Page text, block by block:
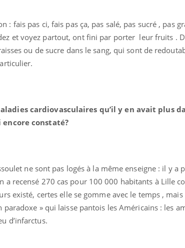
fais pas ci, fais pas ça, pas salé, pas sucré , pas
et voyez partout, ont fini par porter leur fruits .
ou de sucre dans le sang, qui sont de
cardiovasculaires qu’il y en avait plus
encore constaté?
ne sont pas logés à la même enseigne : il y a
a recensé 270 cas pour 100 000 habitants à Lille
existé, certes elle se gomme avec le temps ,
paradoxe » qui laisse pantois les Américains : les
d’infarctus.
noyade grimpe-t-il ?
des Mains :
maladieYoutube
qui sont faciles à aborder...
D'un côté, poser des
Youtube
Carence en fer :
prévenirYoutube
Fatigue, irritabilité,